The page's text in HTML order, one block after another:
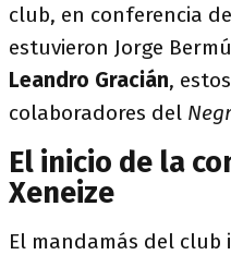
club, en conferencia
estuvieron Jorge
Leandro Gracián,
colaboradores del
El inicio de la
Xeneize
El mandamás del club